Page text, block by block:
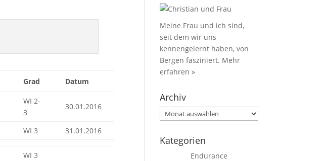
Grad Datum
WI 2-
3
30.01.2016
WI 3 31.01.2016
WI 3
Meine Frau und ich sind,
seit dem wir uns
kennengelernt haben, von
Bergen fasziniert. Mehr
erfahren »
Archiv
Archiv
Kategorien
Endurance